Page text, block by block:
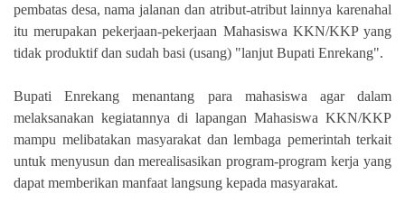
pembatas desa, nama jalanan dan atribut-atribut lainnya karenahal
itu merupakan pekerjaan-pekerjaan Mahasiswa KKN/KKP yang
tidak produktif dan sudah basi (usang) "lanjut Bupati Enrekang".
Bupati Enrekang menantang para mahasiswa agar dalam
melaksanakan kegiatannya di lapangan Mahasiswa KKN/KKP
mampu melibatakan masyarakat dan lembaga pemerintah terkait
untuk menyusun dan merealisasikan program-program kerja yang
dapat memberikan manfaat langsung kepada masyarakat.